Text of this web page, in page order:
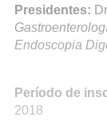
Presidentes:
Endoscopia
Período de
2018